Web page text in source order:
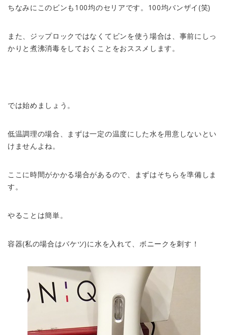
ちなみにこのビンも100均のセリアです。100均バンザイ(笑)
また、ジップロックではなくてビンを使う場合は、事前にしっ
かりと煮沸消毒をしておくことをおススメします。
では始めましょう。
低温調理の場合、まずは一定の温度にした水を用意しないとい
けませんよね。
ここに時間がかかる場合があるので、まずはそちらを準備しま
す。
やることは簡単。
容器(私の場合はバケツ)に水を入れて、ボニークを刺す！